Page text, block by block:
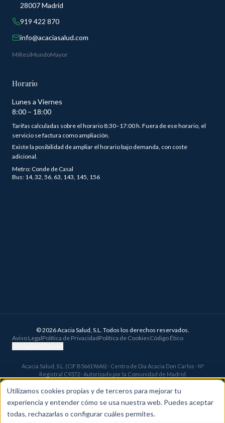
28007 Madrid
919 422 870
info@acaciasalud.com
MiResiMundoMayor
Horario
Lunes a Viernes
8:00 – 18:00
Tarifas calculadas sobre el horario 8:30–17:00 h. Fuera de ese horario, el
servicio se factura como ampliación.
Existe la posibilidad de ampliar el horario bajo demanda, con coste
adicional.
Metro: Conde de Casal
Bus: 14, 32, 56, 63, 143, 145, 156
©2026Acacia Salud, S.L. Todos los derechos reservados.
Aviso LegalPolítica de PrivacidadPolítica de CookiesCódigo Ético
Acacia Salud, S.L. (CIF B56619646) · Centro de Día Acacia Don Carlos · Nº
Registral C9372 · Autorizado por la Comunidad de Madrid
Utilizamos cookies propias y de terceros para mejorar tu
experiencia y entender cómo se usa nuestra web. Puedes aceptar
todas, rechazarlas o configurar cuáles permites.